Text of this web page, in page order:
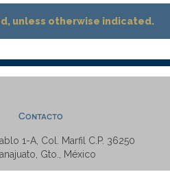
unless otherwise indicated.
Contacto
1-A, Col. Marfil C.P. 36250
Gto., México